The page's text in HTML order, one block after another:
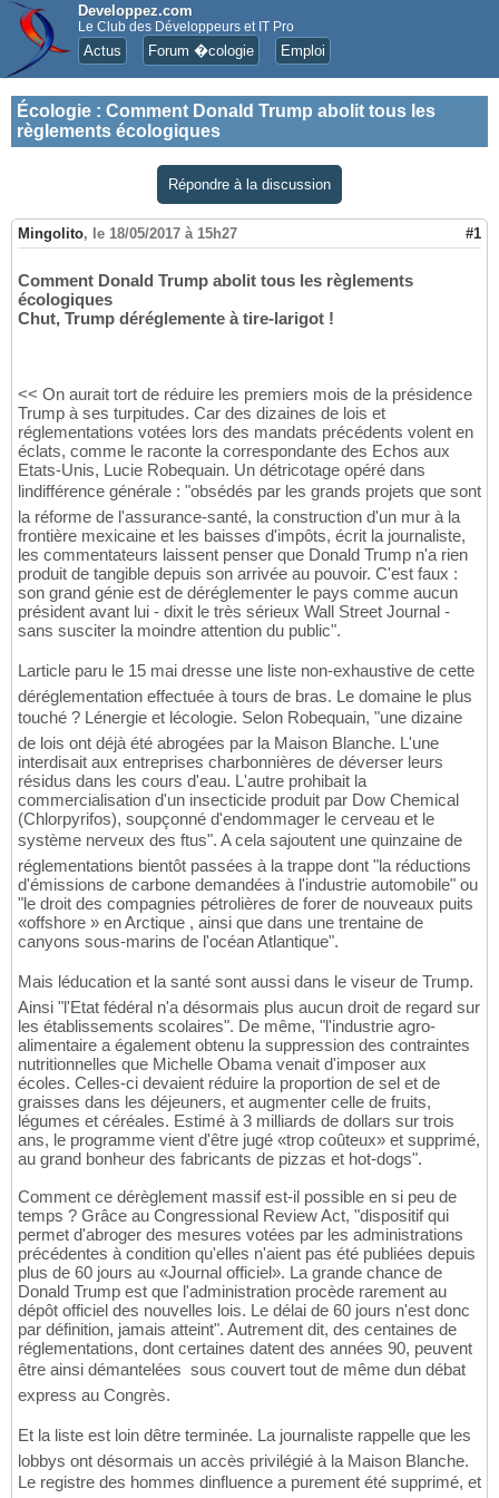
Developpez.com
Le Club des Développeurs et IT Pro
Actus Forum �cologie Emploi
Écologie : Comment Donald Trump abolit tous les
règlements écologiques
Répondre à la discussion
Mingolito, le 18/05/2017 à 15h27 #1
Comment Donald Trump abolit tous les règlements
écologiques
Chut, Trump déréglemente à tire-larigot !
<< On aurait tort de réduire les premiers mois de la présidence
Trump à ses turpitudes. Car des dizaines de lois et
réglementations votées lors des mandats précédents volent en
éclats, comme le raconte la correspondante des Echos aux
Etats-Unis, Lucie Robequain. Un détricotage opéré dans
lindifférence générale : "obsédés par les grands projets que sont
la réforme de l'assurance-santé, la construction d'un mur à la
frontière mexicaine et les baisses d'impôts, écrit la journaliste,
les commentateurs laissent penser que Donald Trump n'a rien
produit de tangible depuis son arrivée au pouvoir. C'est faux :
son grand génie est de déréglementer le pays comme aucun
président avant lui - dixit le très sérieux Wall Street Journal -
sans susciter la moindre attention du public".
Larticle paru le 15 mai dresse une liste non-exhaustive de cette
déréglementation effectuée à tours de bras. Le domaine le plus
touché ? Lénergie et lécologie. Selon Robequain, "une dizaine
de lois ont déjà été abrogées par la Maison Blanche. L'une
interdisait aux entreprises charbonnières de déverser leurs
résidus dans les cours d'eau. L'autre prohibait la
commercialisation d'un insecticide produit par Dow Chemical
(Chlorpyrifos), soupçonné d'endommager le cerveau et le
système nerveux des ftus". A cela sajoutent une quinzaine de
réglementations bientôt passées à la trappe dont "la réductions
d'émissions de carbone demandées à l'industrie automobile" ou
"le droit des compagnies pétrolières de forer de nouveaux puits
«offshore » en Arctique , ainsi que dans une trentaine de
canyons sous-marins de l'océan Atlantique".
Mais léducation et la santé sont aussi dans le viseur de Trump.
Ainsi "l'Etat fédéral n'a désormais plus aucun droit de regard sur
les établissements scolaires". De même, "l'industrie agro-
alimentaire a également obtenu la suppression des contraintes
nutritionnelles que Michelle Obama venait d'imposer aux
écoles. Celles-ci devaient réduire la proportion de sel et de
graisses dans les déjeuners, et augmenter celle de fruits,
légumes et céréales. Estimé à 3 milliards de dollars sur trois
ans, le programme vient d'être jugé «trop coûteux» et supprimé,
au grand bonheur des fabricants de pizzas et hot-dogs".
Comment ce dérèglement massif est-il possible en si peu de
temps ? Grâce au Congressional Review Act, "dispositif qui
permet d'abroger des mesures votées par les administrations
précédentes à condition qu'elles n'aient pas été publiées depuis
plus de 60 jours au «Journal officiel». La grande chance de
Donald Trump est que l'administration procède rarement au
dépôt officiel des nouvelles lois. Le délai de 60 jours n'est donc
par définition, jamais atteint". Autrement dit, des centaines de
réglementations, dont certaines datent des années 90, peuvent
être ainsi démantelées  sous couvert tout de même dun débat
express au Congrès.
Et la liste est loin dêtre terminée. La journaliste rappelle que les
lobbys ont désormais un accès privilégié à la Maison Blanche.
Le registre des hommes dinfluence a purement été supprimé, et